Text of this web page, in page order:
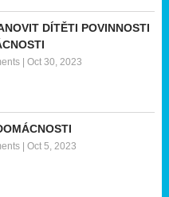
DÍTĚTI POVINNOSTI
| Oct 30, 2023
| Oct 5, 2023